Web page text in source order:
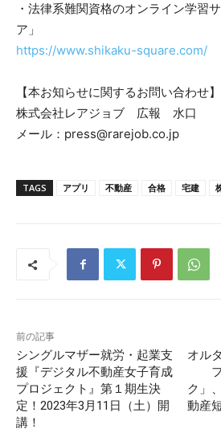
・法律系難関資格のオンライン学習
ア」
https://www.shikaku-square.com/
【本お知らせに関するお問い合わせ】
株式会社レアジョブ 広報 水口
メール：press@rarejob.co.jp
TAGS アプリ 不動産 合格 宅建
前の記事
シングルマザー就労・起業支
援『デジタル不動産女子育成
プロジェクト』第１期生決
定！2023年3月11日（土）開
講！
オル
ク」
動産